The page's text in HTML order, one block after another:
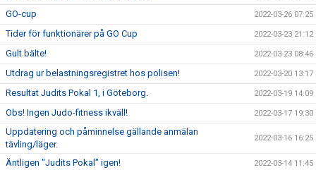
GO-cup 2022-03-26 07:25
Tider för funktionärer på GO Cup 2022-03-23 21:12
Gult bälte! 2022-03-23 08:46
Utdrag ur belastningsregistret hos polisen! 2022-03-20 13:17
Resultat Judits Pokal 1, i Göteborg. 2022-03-19 14:09
Obs! Ingen Judo-fitness ikväll! 2022-03-17 19:30
Uppdatering och påminnelse gällande anmälan
tävling/läger.
2022-03-16 16:25
Äntligen "Judits Pokal" igen! 2022-03-14 11:45